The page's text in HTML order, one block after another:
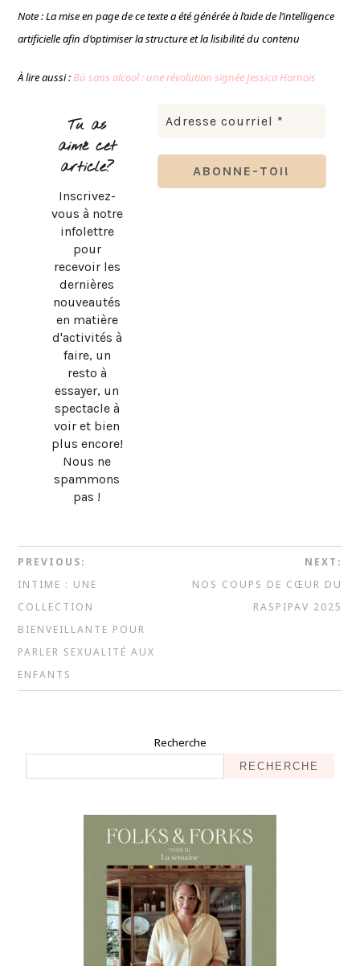
Note : La mise en page de ce texte a été générée à l’aide de l’intelligence
artificielle afin d’optimiser la structure et la lisibilité du contenu
À lire aussi :Bù sans alcool : une révolution signée Jessica Harnois
Tu as
aimé cet
article?
Inscrivez-
vous à notre
infolettre
pour
recevoir les
dernières
nouveautés
en matière
d'activités à
faire, un
resto à
essayer, un
spectacle à
voir et bien
plus encore!
Nous ne
spammons
pas !
PREVIOUS:
INTIME : UNE
COLLECTION
BIENVEILLANTE POUR
PARLER SEXUALITÉ AUX
ENFANTS
NEXT:
NOS COUPS DE CŒUR DU
RASPIPAV 2025
Recherche
RECHERCHE